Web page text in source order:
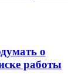
о
работы